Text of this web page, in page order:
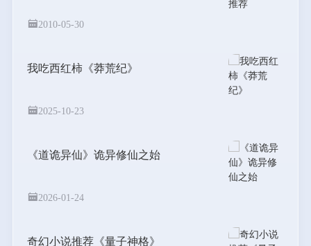
2010-05-30
我吃西红柿《莽荒纪》
2025-10-23
《道诡异仙》诡异修仙之始
2026-01-24
奇幻小说推荐《量子神格》